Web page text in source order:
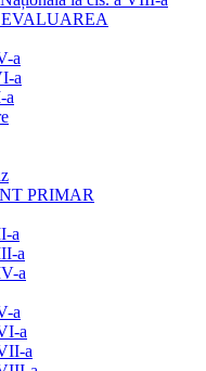
EVALUAREA
a
a
a
PRIMAR
a
a
a
a
a
a